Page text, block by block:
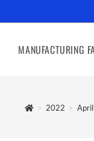
MANUFACTURING
> 2022 > April